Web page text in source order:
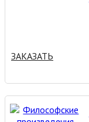
ЗАКАЗАТЬ